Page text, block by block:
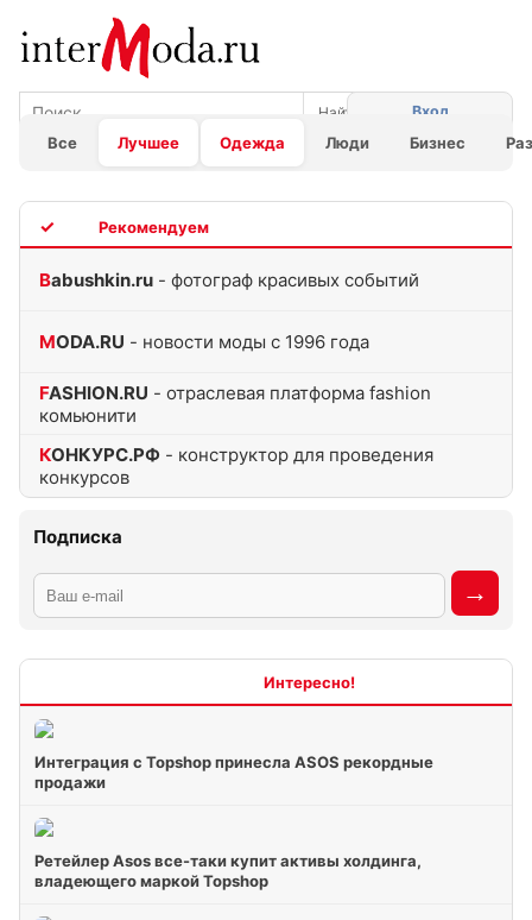
Все Лучшее Одежда Люди Бизнес
Вход
Babushkin.ru - фотограф красивых событий
MODA.RU - новости моды с 1996 года
FASHION.RU - отраслевая платформа fashion
комьюнити
КОНКУРС.РФ - конструктор для проведения
конкурсов
Подписка
Интеграция с Topshop принесла ASOS рекордные
продажи
Ретейлер Asos все-таки купит активы холдинга,
владеющего маркой Topshop